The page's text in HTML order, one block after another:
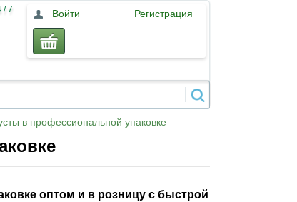
/ 7 Войти Регистрация
в профессиональной упаковке
оптом и в розницу с быстрой